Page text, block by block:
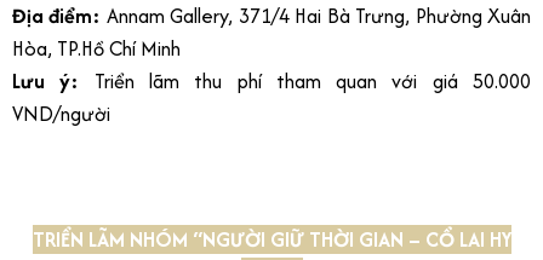
Địa điểm: Annam Gallery, 371/4 Hai Bà Trưng, Phường Xuân
Hòa, TP.Hồ Chí Minh
Lưu ý: Triển lãm thu phí tham quan với giá 50.000
VND/người
TRIỂN LÃM NHÓM “NGƯỜI GIỮ THỜI GIAN – CỔ LAI HY